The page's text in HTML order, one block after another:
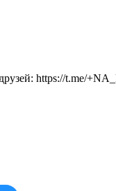
https://t.me/